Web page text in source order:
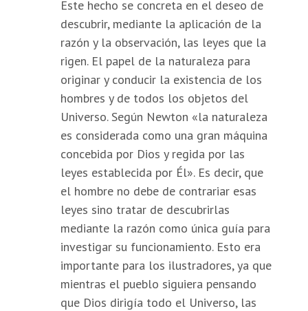
Este hecho se concreta en el deseo de
descubrir, mediante la aplicación de la
razón y la observación, las leyes que la
rigen. El papel de la naturaleza para
originar y conducir la existencia de los
hombres y de todos los objetos del
Universo. Según Newton «la naturaleza
es considerada como una gran máquina
concebida por Dios y regida por las
leyes establecida por Él». Es decir, que
el hombre no debe de contrariar esas
leyes sino tratar de descubrirlas
mediante la razón como única guía para
investigar su funcionamiento. Esto era
importante para los ilustradores, ya que
mientras el pueblo siguiera pensando
que Dios dirigía todo el Universo, las